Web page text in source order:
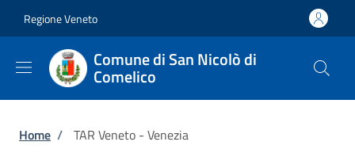
Regione Veneto
Comune di San Nicolò di
Comelico
Briciole di pane
Home / TAR Veneto - Venezia